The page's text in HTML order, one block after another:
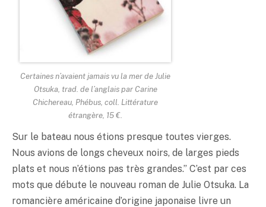
Certaines n’avaient jamais vu la merde Julie
Otsuka, trad. de l’anglais par Carine
Chichereau, Phébus, coll. Littérature
étrangère, 15 €.
Sur le bateau nous étions presque toutes vierges.
Nous avions de longs cheveux noirs, de larges pieds
plats et nous n’étions pas très grandes.” C’est par ces
mots que débute le nouveau roman de Julie Otsuka. La
romancière américaine d’origine japonaise livre un